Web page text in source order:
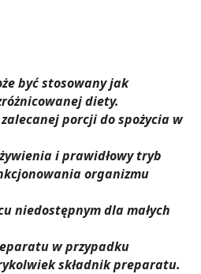
być stosowany jak
diety.
porcji do spożycia w
i prawidłowy tryb
organizmu
niedostępnym dla małych
w przypadku
składnik preparatu.